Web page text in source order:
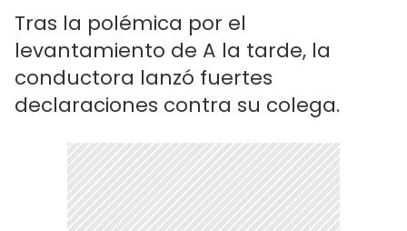
Tras la polémica por el
levantamiento de A la tarde, la
conductora lanzó fuertes
declaraciones contra su colega.